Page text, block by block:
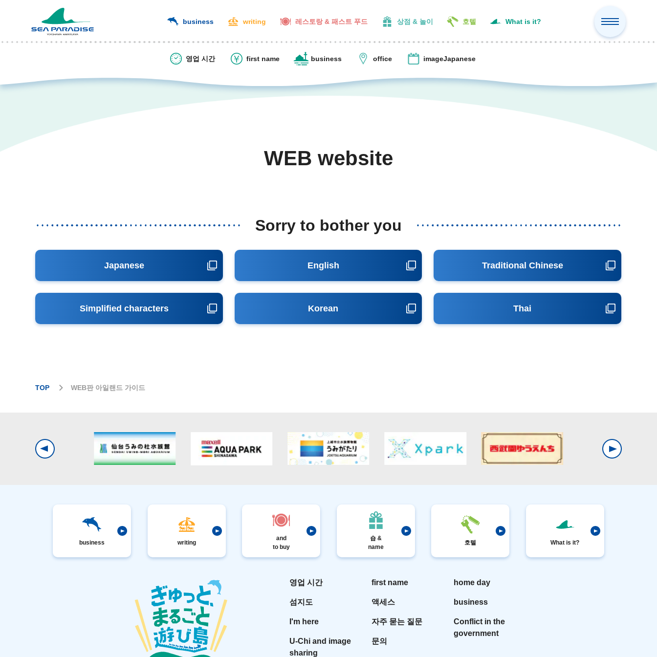
business writing 레스토랑 & 패스트 푸드 상점 & 놀이 호텔 What is it?
영업 시간 first name business office imageJapanese
WEB website
Sorry to bother you
Japanese English Traditional Chinese
Simplified characters Korean Thai
TOP WEB판 아일랜드 가이드
business writing
and
to buy
숍 &
name
호텔 What is it?
영업 시간
섬지도
I'm here
U-Chi and image
sharing
first name
액세스
자주 묻는 질문
문의
home day
business
Conflict in the
government